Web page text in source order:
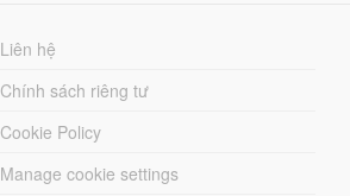
Liên hệ
Chính sách riêng tư
Cookie Policy
Manage cookie settings